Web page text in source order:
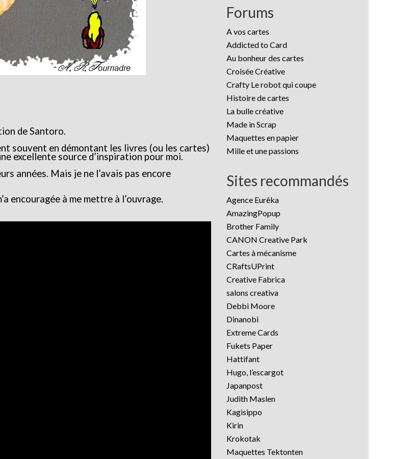
de Santoro.
souvent en démontant les livres (ou les cartes)
excellente source d’inspiration pour moi.
années. Mais je ne l’avais pas encore
encouragée à me mettre à l’ouvrage.
Forums
A vos cartes
Addicted to Card
Au bonheur des cartes
Croisée Créative
Crafty Le robot qui coupe
Histoire de cartes
La bulle créative
Made in Scrap
Maquettes en papier
Mille et une passions
Sites recommandés
Agence Eurêka
AmazingPopup
Brother Family
CANON Creative Park
Cartes à mécanisme
CRaftsUPrint
Creative Fabrica
salons creativa
Debbi Moore
Dinanobi
Extreme Cards
Fukets Paper
Hattifant
Hugo, l’escargot
Japanpost
Judith Maslen
Kagisippo
Kirin
Krokotak
Maquettes Tektonten